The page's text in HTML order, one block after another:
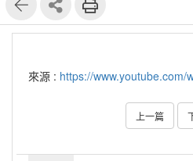
來源 : https://www.youtube.com/
上一篇